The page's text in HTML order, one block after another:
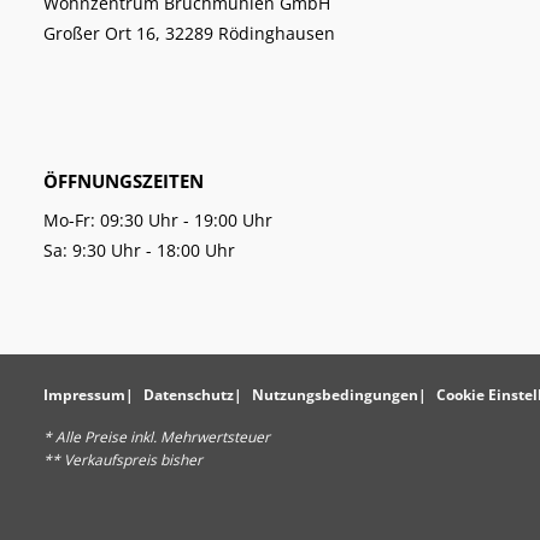
Großer Ort 16, 32289 Rödinghausen
ÖFFNUNGSZEITEN
Mo-Fr: 09:30 Uhr - 19:00 Uhr
Sa: 9:30 Uhr - 18:00 Uhr
Impressum Datenschutz Nutzungsbedingungen Cookie
* Alle Preise inkl. Mehrwertsteuer
** Verkaufspreis bisher